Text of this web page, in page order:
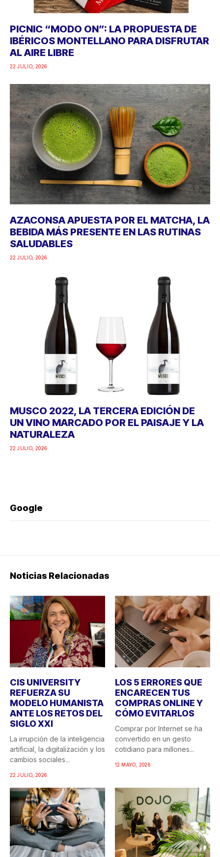
PICNIC “MODO ON”: LA PROPUESTA DE
IBÉRICOS MONTELLANO PARA DISFRUTAR
AL AIRE LIBRE
22 JULIO, 2026
AZACONSA APUESTA POR EL MATCHA, LA
BEBIDA MÁS PRESENTE EN LAS RUTINAS
SALUDABLES
22 JULIO, 2026
MUSCO 2022, LA TERCERA EDICIÓN DE
UN VINO MARCADO POR EL PAISAJE Y LA
NATURALEZA
22 JULIO, 2026
Google
Noticias Relacionadas
CIS UNIVERSITY
REFUERZA SU
MODELO HUMANISTA
ANTE LOS RETOS DEL
SIGLO XXI
La irrupción de la inteligencia
artificial, la digitalización y los
cambios sociales...
22 JULIO, 2026
LOS 5 ERRORES QUE
ENCARECEN TUS
COMPRAS ONLINE Y
CÓMO EVITARLOS
Comprar por Internet se ha
convertido en un gesto
cotidiano para millones...
12 MAYO, 2026